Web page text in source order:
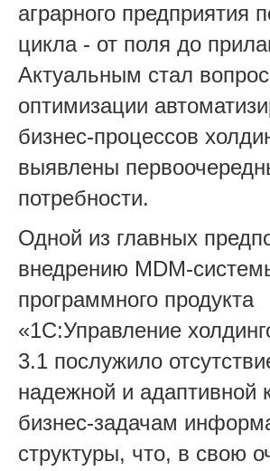
аграрного предприятия
цикла - от поля до
Актуальным стал
оптимизации
бизнес-процессов
выявлены
потребности.
Одной из главных
внедрению MDM-
программного продукта
«1C:Управление
3.1 послужило
надежной и адаптивной
бизнес-задачам
структуры, что, в свою